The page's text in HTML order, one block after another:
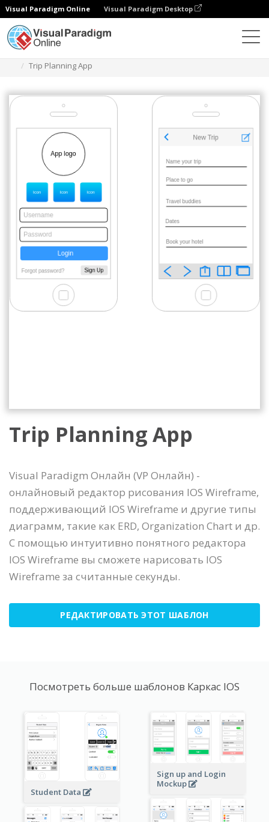
Visual Paradigm Online Visual Paradigm Desktop
Trip Planning App
Trip Planning App
Visual Paradigm Онлайн (VP Онлайн) -
онлайновый редактор рисования IOS Wireframe,
поддерживающий IOS Wireframe и другие типы
диаграмм, такие как ERD, Organization Chart и др.
С помощью интуитивно понятного редактора
IOS Wireframe вы сможете нарисовать IOS
Wireframe за считанные секунды.
РЕДАКТИРОВАТЬ ЭТОТ ШАБЛОН
Посмотреть больше шаблонов Каркас IOS
Student Data
Sign up and Login
Mockup